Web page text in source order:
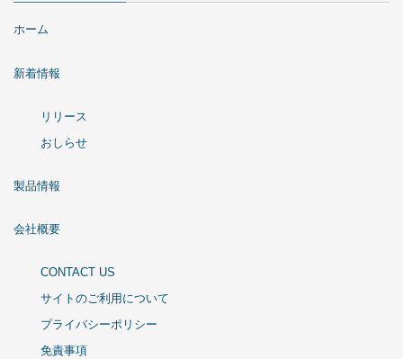
ホーム
新着情報
リリース
おしらせ
製品情報
会社概要
CONTACT US
サイトのご利用について
プライバシーポリシー
免責事項